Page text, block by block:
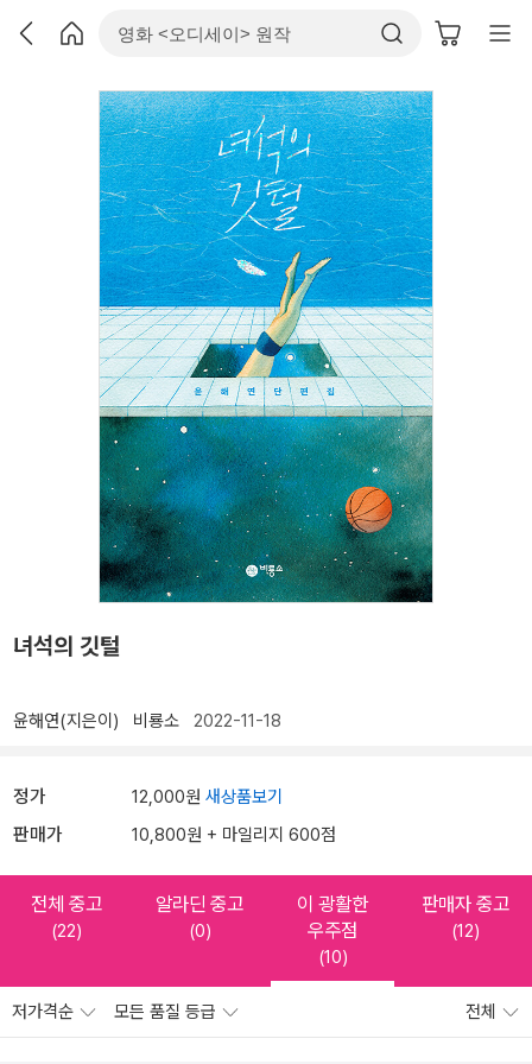
녀석의 깃털
윤해연(지은이) 비룡소 2022-11-18
정가 12,000원 새상품보기
판매가 10,800원 + 마일리지 600점
전체 중고
(22)
알라딘 중고
(0)
이 광활한
우주점
(10)
판매자 중고
(12)
저가격순 모든 품질 등급 전체